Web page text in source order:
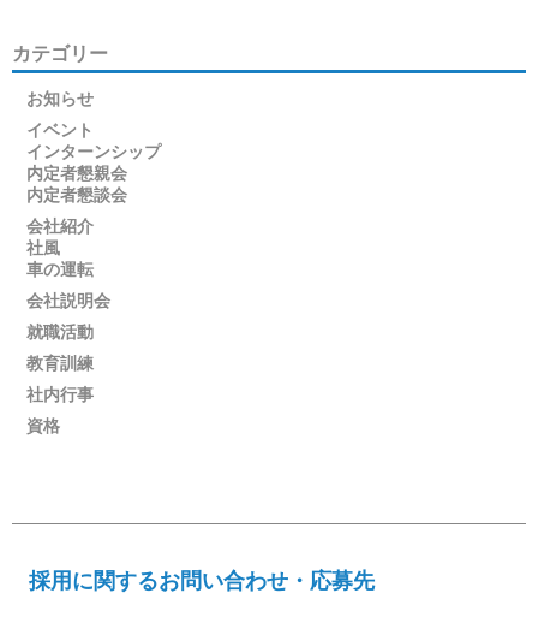
カテゴリー
お知らせ
イベント
インターンシップ
内定者懇親会
内定者懇談会
会社紹介
社風
車の運転
会社説明会
就職活動
教育訓練
社内行事
資格
採用に関するお問い合わせ・応募先